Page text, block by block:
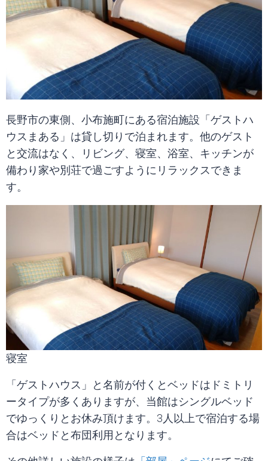
長野市の東側、小布施町にある宿泊施設「ゲストハ
ウスまある」は貸し切りで泊まれます。他のゲスト
と交流はなく、リビング、寝室、浴室、キッチンが
備わり家や別荘で過ごすようにリラックスできま
す。
寝室
「ゲストハウス」と名前が付くとベッドはドミトリ
ータイプが多くありますが、当館はシングルベッド
でゆっくりとお休み頂けます。3人以上で宿泊する場
合はベッドと布団利用となります。